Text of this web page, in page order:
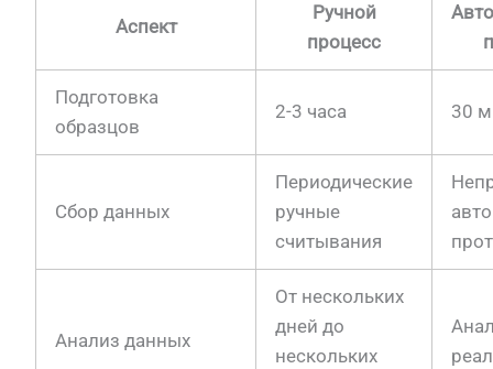
Аспект
Ручной
процесс
Подготовка
образцов
2-3 часа 30
Сбор данных
Периодические
ручные
считывания
Анализ данных
От нескольких
дней до
нескольких